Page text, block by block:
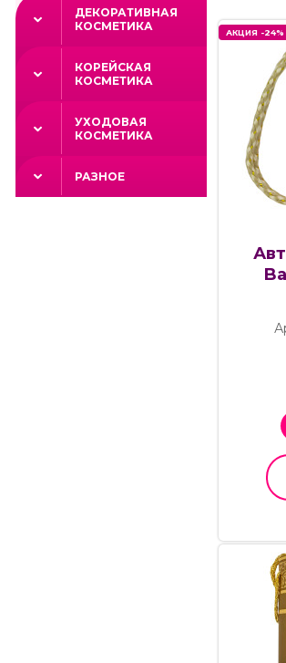
ДЕКОРАТИВНАЯ
КОСМЕТИКА
КОРЕЙСКАЯ
КОСМЕТИКА
УХОДОВАЯ
КОСМЕТИКА
РАЗНОЕ
АКЦИЯ -24%